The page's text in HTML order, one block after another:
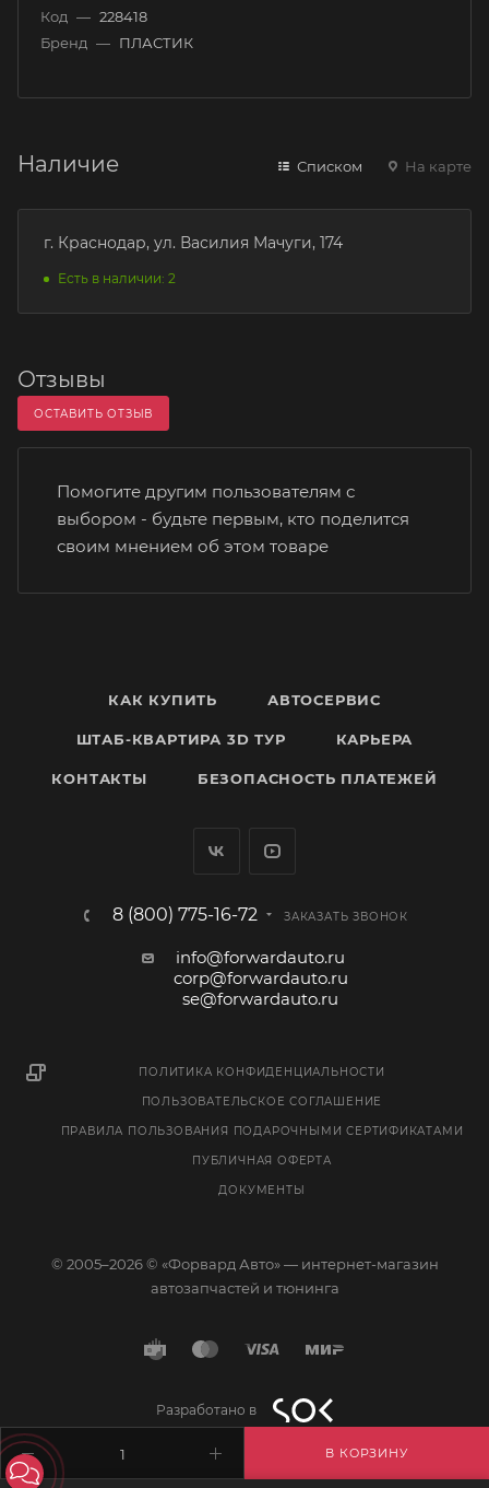
В КОРЗИНУ
Код — 228418
Бренд — ПЛАСТИК
Наличие Списком На карте
г. Краснодар, ул. Василия Мачуги, 174
Есть в наличии: 2
Отзывы
ОСТАВИТЬ ОТЗЫВ
Помогите другим пользователям с
выбором - будьте первым, кто поделится
своим мнением об этом товаре
КАК КУПИТЬ АВТОСЕРВИС
ШТАБ-КВАРТИРА 3D ТУР КАРЬЕРА
КОНТАКТЫ БЕЗОПАСНОСТЬ ПЛАТЕЖЕЙ
8 (800) 775-16-72 ЗАКАЗАТЬ ЗВОНОК
info@forwardauto.ru
corp@forwardauto.ru
se@forwardauto.ru
ПОЛИТИКА КОНФИДЕНЦИАЛЬНОСТИ
ПОЛЬЗОВАТЕЛЬСКОЕ СОГЛАШЕНИЕ
ПРАВИЛА ПОЛЬЗОВАНИЯ ПОДАРОЧНЫМИ СЕРТИФИКАТАМИ
ПУБЛИЧНАЯ ОФЕРТА
ДОКУМЕНТЫ
© 2005–2026 © «Форвард Авто» — интернет-магазин
автозапчастей и тюнинга
Разработано в